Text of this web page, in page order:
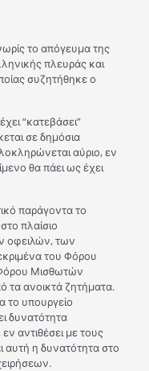
το απόγευμα της
πλευράς και
συζητήθηκε ο
“κατεβάσει”
σε δημόσια
αύριο, εν
θα πάει ως έχει
παράγοντα το
πλαίσιο
οφειλών, των
του Φόρου
Μισθωτών
ανοικτά ζητήματα.
το υπουργείο
δυνατότητα
αντιθέσει με τους
αυτή η δυνατότητα στο